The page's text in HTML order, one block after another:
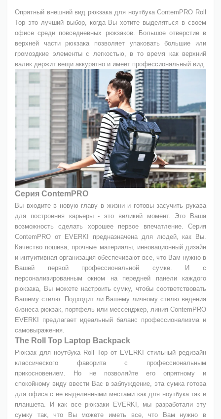
Опрятный внешний вид рюкзака для ноутбука ContemPRO Roll
Top это лучший выбор, когда Вы хотите выделяться в своем
офисе среди повседневных рюкзаков. Большое отверстие в
верхней части рюкзака позволяет упаковать большие или
громоздкие элементы с легкостью, в то время как верхний
валик держит вещи аккуратно и имеет профессиональный вид.
Серия ContemPRO
Вы входите в новую главу в жизни и готовы засучить рукава
для построения карьеры - это великий момент. Это Ваша
возможность сделать хорошее первое впечатление. Серия
ContemPRO от EVERKI предназначена для людей, как Вы.
Качество пошива, прочные материалы, инновационный дизайн
и интуитивная организация обеспечивают все, что Вам нужно в
Вашей первой профессиональной сумке. И с
персонализированным окном на передней панели каждого
рюкзака, Вы можете настроить сумку, чтобы соответствовать
Вашему стилю. Подходит ли Вашему личному стилю ведения
бизнеса рюкзак, портфель или мессенджер, линия ContemPRO
EVERKI предлагает идеальный баланс профессионализма и
самовыражения.
The Roll Top Laptop Backpack
Рюкзак для ноутбука Roll Top от EVERKI стильный редизайн
классического фаворита с профессиональным
прикосновением. Но не позволяйте его опрятному и
спокойному виду ввести Вас в заблуждение, эта сумка готова
для офиса с ее выделенными местами как для ноутбука так и
планшета. И как все рюкзаки EVERKI, мы разработали эту
сумку так, что Вы можете иметь все, что Вам нужно в